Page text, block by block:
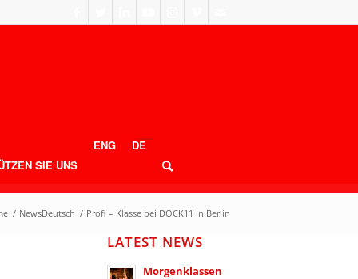
SIE UNS
ENG DE
/ NewsDeutsch / Profi – Klasse bei DOCK11 in Berlin
LATEST NEWS
Morgenklassen